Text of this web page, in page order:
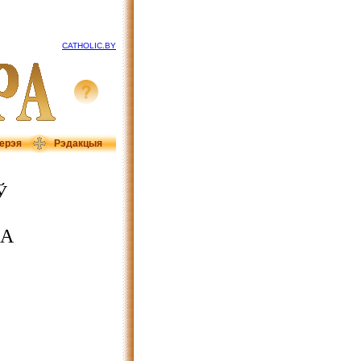
CATHOLIC.BY
Рэдакцыя